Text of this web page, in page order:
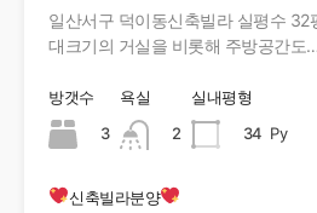
일산서구 덕이동신축빌라 실평수 32
대크기의 거실을 비롯해 주방공간도
방갯수
3
욕실
2
실내평형
34 Py
신축빌라분양